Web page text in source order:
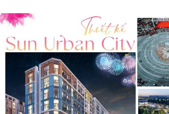
dễ dàng bố trí thêm các
Hệ thống cửa kính lớn cao
cảm giác rộng rãi mà còn
không khí trong lành vào nhà.
Với chiều cao tối ưu như